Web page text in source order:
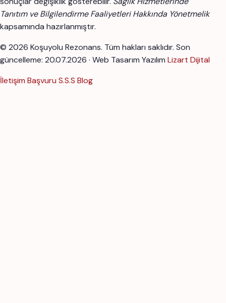
Tanıtım ve Bilgilendirme Faaliyetleri Hakkında Yönetmelik
kapsamında hazırlanmıştır.
© 2026 Koşuyolu Rezonans. Tüm hakları saklıdır. Son
güncelleme: 20.07.2026 · Web Tasarım Yazılım Lizart Dijital
İletişim Başvuru S.S.S Blog